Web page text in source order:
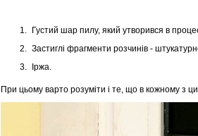
Густий шар пилу, який утворився в
Застиглі фрагменти розчинів -
Іржа.
При цьому варто розуміти і те, що в кожному з